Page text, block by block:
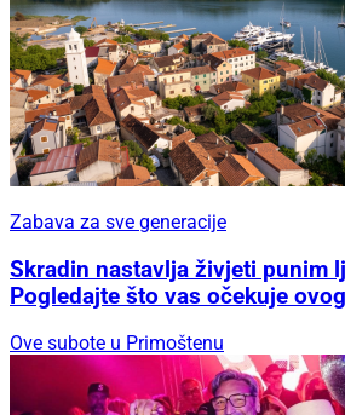
Zabava za sve generacije
Skradin nastavlja živjeti punim
Pogledajte što vas očekuje
Ove subote u Primoštenu